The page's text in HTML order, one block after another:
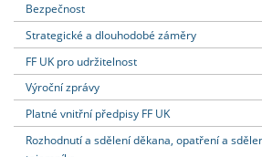
Dozvědět se více
Podat přihlášku
Dozvědět se více
Dozvědět se více
Dozvědět se více
Bezpečnost
Strategické a dlouhodobé záměry
FF UK pro udržitelnost
Výroční zprávy
Platné vnitřní předpisy FF UK
Rozhodnutí a sdělení děkana, opatření a